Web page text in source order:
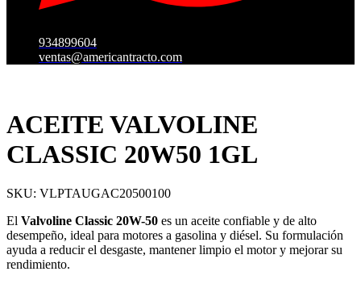
934899604
ventas@americantracto.com
ACEITE VALVOLINE
CLASSIC 20W50 1GL
SKU: VLPTAUGAC20500100
El Valvoline Classic 20W-50 es un aceite confiable y de alto
desempeño, ideal para motores a gasolina y diésel. Su formulación
ayuda a reducir el desgaste, mantener limpio el motor y mejorar su
rendimiento.